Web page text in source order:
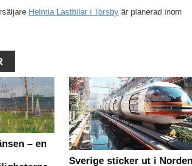
Helmia Lastbilar i Torsby är planerad inom
– en
Sverige sticker ut i Norden